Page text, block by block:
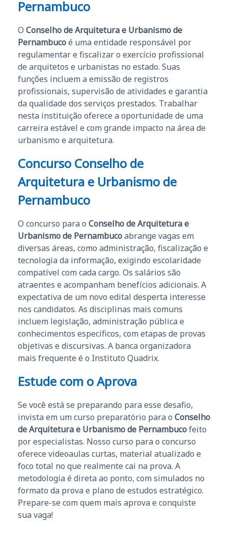
Pernambuco
O Conselho de Arquitetura e Urbanismo de
Pernambucoé uma entidade responsável por
regulamentar e fiscalizar o exercício profissional
de arquitetos e urbanistas no estado. Suas
funções incluem a emissão de registros
profissionais, supervisão de atividades e garantia
da qualidade dos serviços prestados. Trabalhar
nesta instituição oferece a oportunidade de uma
carreira estável e com grande impacto na área de
urbanismo e arquitetura.
Concurso Conselho de
Arquitetura e Urbanismo de
Pernambuco
O concurso para o Conselho de Arquitetura e
Urbanismo de Pernambucoabrange vagas em
diversas áreas, como administração, fiscalização e
tecnologia da informação, exigindo escolaridade
compatível com cada cargo. Os salários são
atraentes e acompanham benefícios adicionais. A
expectativa de um novo edital desperta interesse
nos candidatos. As disciplinas mais comuns
incluem legislação, administração pública e
conhecimentos específicos, com etapas de provas
objetivas e discursivas. A banca organizadora
mais frequente é o Instituto Quadrix.
Estude com o Aprova
Se você está se preparando para esse desafio,
invista em um curso preparatório para o Conselho
de Arquitetura e Urbanismo de Pernambucofeito
por especialistas. Nosso curso para o concurso
oferece videoaulas curtas, material atualizado e
foco total no que realmente cai na prova. A
metodologia é direta ao ponto, com simulados no
formato da prova e plano de estudos estratégico.
Prepare-se com quem mais aprova e conquiste
sua vaga!